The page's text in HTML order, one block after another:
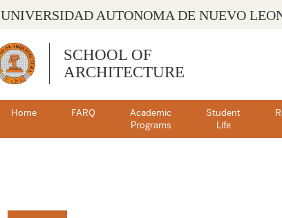
UNIVERSIDAD AUTONOMA DE NUEVO
SCHOOL OF
ARCHITECTURE
Home FARQ
Academic
Programs
Student
Life